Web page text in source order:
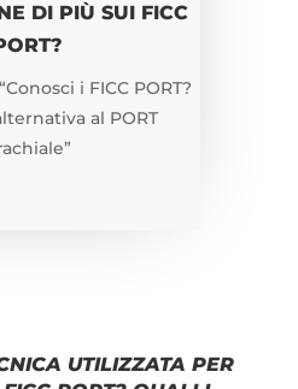
DI PIÙ SUI FICC
i FICC PORT?
al PORT
UTILIZZATA PER